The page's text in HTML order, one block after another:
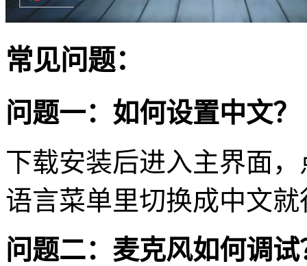
常见问题：
问题一：如何设置中文？
下载安装后进入主界面，
语言菜单里切换成中文
问题二：麦克风如何调试